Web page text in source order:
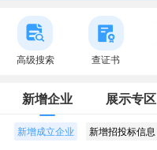
高级搜索 查证书
新增企业 展示专区
新增成立企业 新增招投标信息